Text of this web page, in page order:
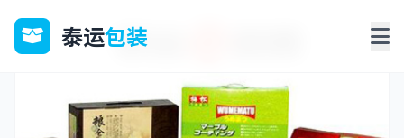
泰运包装